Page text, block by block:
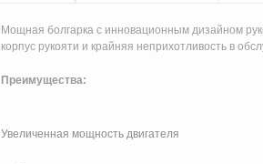
Мощная болгарка с инновационным дизайном
корпус рукояти и крайняя неприхотливость в
Преимущества:
Увеличенная мощность двигателя